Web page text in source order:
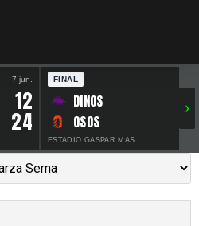
7 jun.
12
24
FINAL
DINOS
OSOS
ESTADIO GASPAR MAS
›